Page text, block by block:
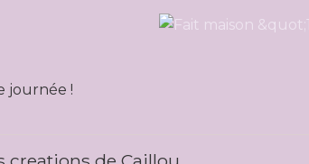
journée !